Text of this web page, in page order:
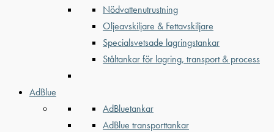
Nödvattenutrustning
Oljeavskiljare & Fettavskiljare
Specialsvetsade lagringstankar
Ståltankar för lagring, transport & process
AdBlue
AdBluetankar
AdBlue transporttankar